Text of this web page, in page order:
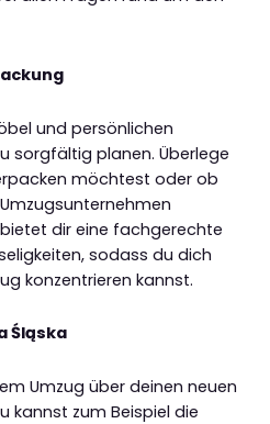
und persönlichen
sorgfältig planen. Überlege
möchtest oder ob
dir eine fachgerechte
sodass du dich
konzentrieren kannst.
Śląska
Umzug über deinen neuen
kannst zum Beispiel die